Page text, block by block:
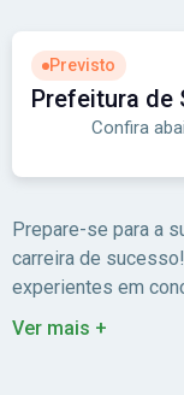
Previsto
Prefeitura de
Confira
Prepare-se para a
carreira de
experientes em
para você estudar
Ver mais +